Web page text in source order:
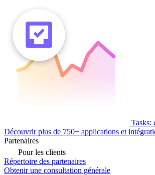
Tasks:
Découvrir plus de 750+ applications et
Partenaires
Pour les clients
Répertoire des partenaires
Obtenir une consultation générale